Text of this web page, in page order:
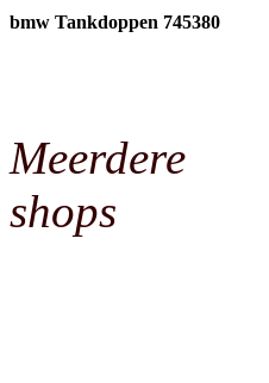
bmw Tankdoppen 745380
Meerdere
shops